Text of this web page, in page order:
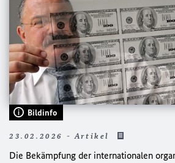
Bildinfo
23.02.2026 - Artikel
Die Bekämpfung der internationalen